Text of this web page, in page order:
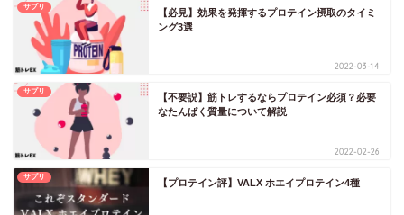
サプリ
【必見】効果を発揮するプロテイン摂取のタイミ
ング3選
2022-03-14
サプリ
【不要説】筋トレするならプロテイン必須？必要
なたんぱく質量について解説
2022-02-26
サプリ
【プロテイン評】VALX ホエイプロテイン4種